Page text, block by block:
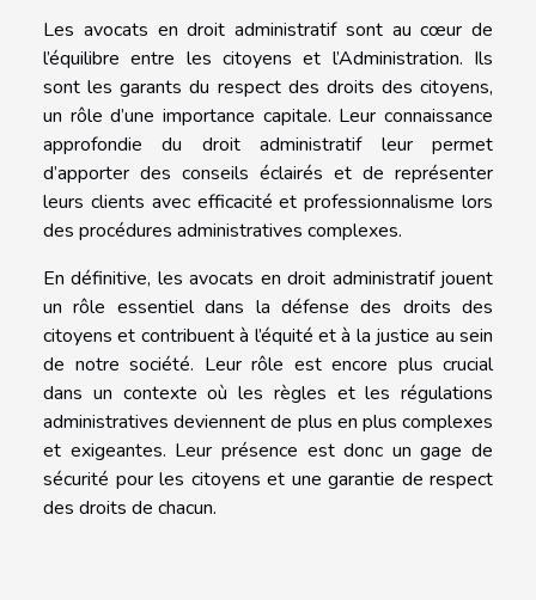
Les avocats en droit administratif sont au cœur de
l’équilibre entre les citoyens et l’Administration. Ils
sont les garants du respect des droits des citoyens,
un rôle d’une importance capitale. Leur connaissance
approfondie du droit administratif leur permet
d’apporter des conseils éclairés et de représenter
leurs clients avec efficacité et professionnalisme lors
des procédures administratives complexes.
En définitive, les avocats en droit administratif jouent
un rôle essentiel dans la défense des droits des
citoyens et contribuent à l’équité et à la justice au sein
de notre société. Leur rôle est encore plus crucial
dans un contexte où les règles et les régulations
administratives deviennent de plus en plus complexes
et exigeantes. Leur présence est donc un gage de
sécurité pour les citoyens et une garantie de respect
des droits de chacun.